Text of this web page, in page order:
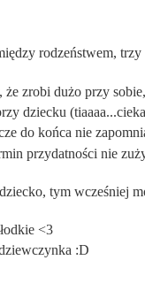
rodzeństwem, trzy
że zrobi dużo przy sobie,
dziecku
do końca nie
przydatności nie
tym wcześniej
<3
:D